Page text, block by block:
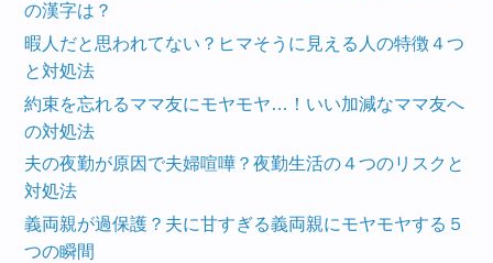
の漢字は？
暇人だと思われてない？ヒマそうに見える人の特徴４つ
と対処法
約束を忘れるママ友にモヤモヤ…！いい加減なママ友へ
の対処法
夫の夜勤が原因で夫婦喧嘩？夜勤生活の４つのリスクと
対処法
義両親が過保護？夫に甘すぎる義両親にモヤモヤする５
つの瞬間